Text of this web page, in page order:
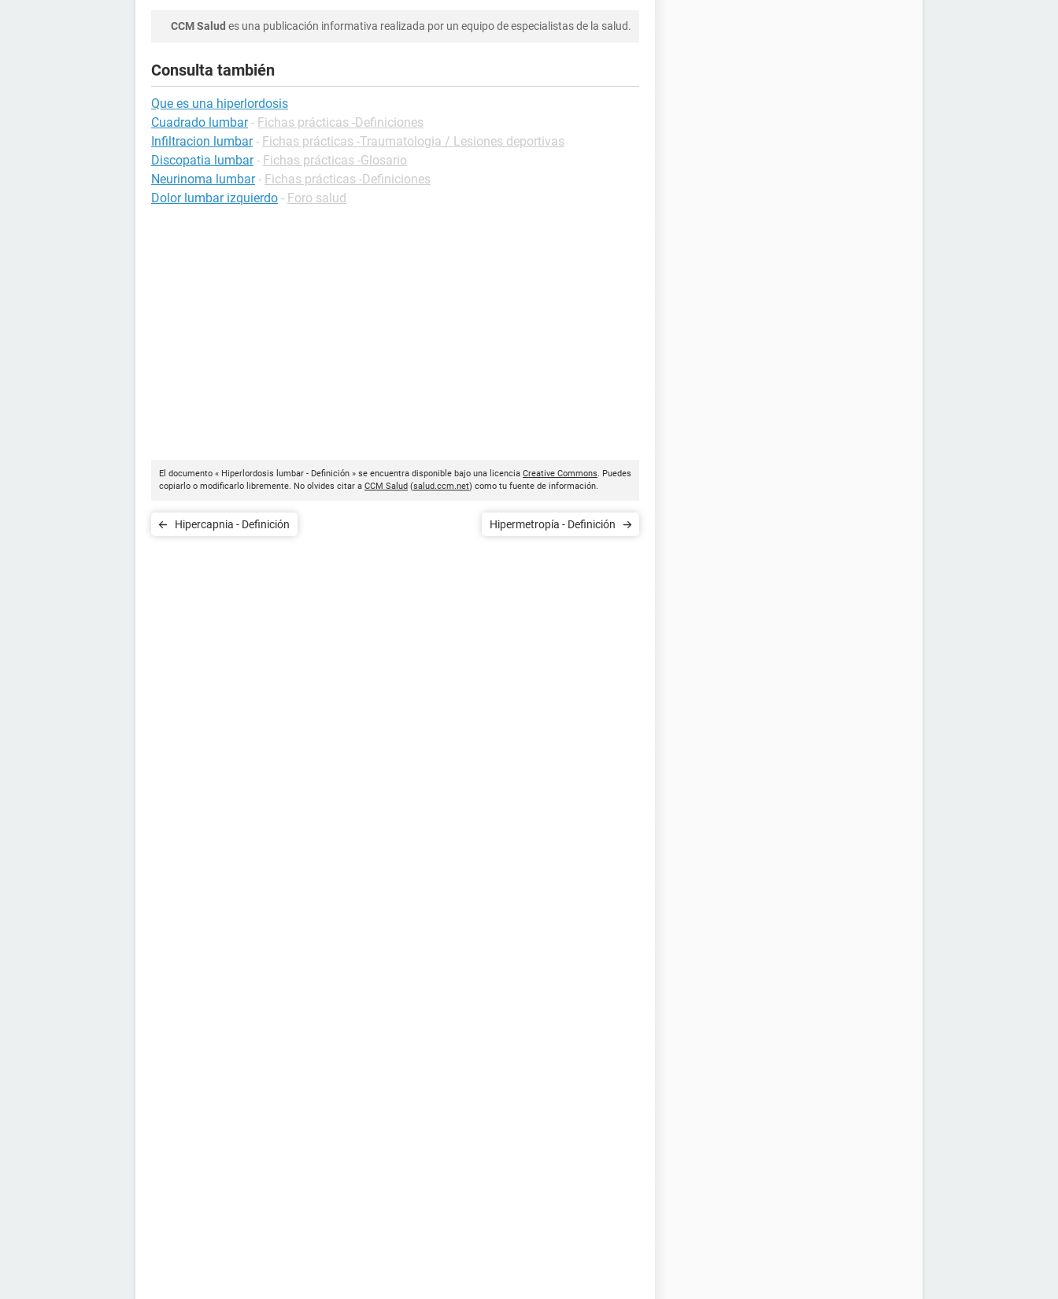
CCM Salud es una publicación informativa realizada por un equipo de especialistas de la salud.
Consulta también
Que es una hiperlordosis
Cuadrado lumbar - Fichas prácticas -Definiciones
Infiltracion lumbar - Fichas prácticas -Traumatologia / Lesiones deportivas
Discopatia lumbar - Fichas prácticas -Glosario
Neurinoma lumbar - Fichas prácticas -Definiciones
Dolor lumbar izquierdo - Foro salud
El documento « Hiperlordosis lumbar - Definición » se encuentra disponible bajo una licencia Creative Commons. Puedes
copiarlo o modificarlo libremente. No olvides citar a CCM Salud (salud.ccm.net) como tu fuente de información.
Hipercapnia - Definición Hipermetropía - Definición